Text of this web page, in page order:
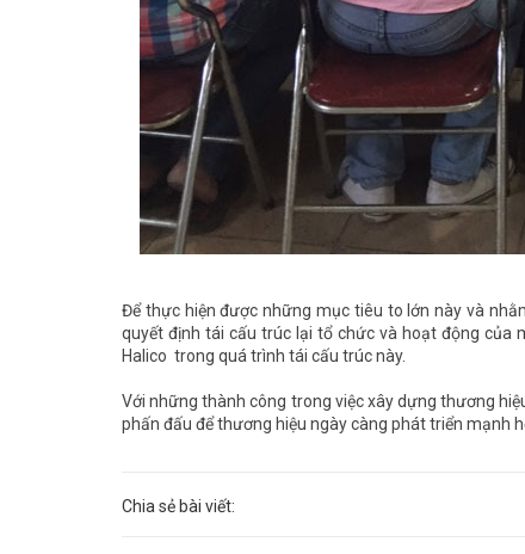
Để thực hiện được những mục tiêu to lớn này và
quyết định tái cấu trúc lại tổ chức và hoạt động của
Halico trong quá trình tái cấu trúc này.
Với những thành công trong việc xây dựng thương
phấn đấu để thương hiệu ngày càng phát triển mạnh
Chia sẻ bài viết: